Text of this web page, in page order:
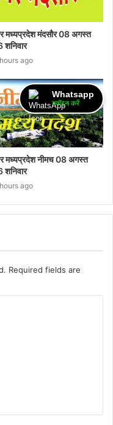
मध्यप्रदेश मंदसौर 08 अगस्त
ago
मध्यप्रदेश नीमच 08 अगस्त
ago
Required fields are
Whatsapp
ज्वॉइन करें